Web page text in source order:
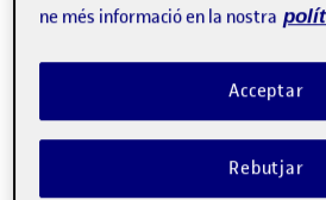
Proposta projecte
Publicat per
Mar Oliva Torres
Data de publicació
-1 comentari
Bon vespre a tots i totes, La meva idea
és fer fotos d’una col·lecció de roba,
Per fer-les una mica més diferents, he
fer fotos a una model amb els diferents
ne més informació en la nostra
Rebutjar
Acceptar